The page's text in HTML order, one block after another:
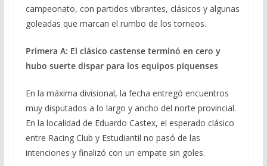
campeonato, con partidos vibrantes, clásicos y algunas
goleadas que marcan el rumbo de los torneos.
Primera A: El clásico castense terminó en cero y
hubo suerte dispar para los equipos piquenses
En la máxima divisional, la fecha entregó encuentros
muy disputados a lo largo y ancho del norte provincial.
En la localidad de Eduardo Castex, el esperado clásico
entre Racing Club y Estudiantil no pasó de las
intenciones y finalizó con un empate sin goles.